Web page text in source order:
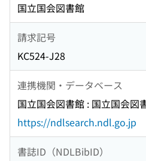
国立国会図書館
請求記号
KC524-J28
連携機関・データベース
国立国会図書館 : 国立国会図
https://ndlsearch.ndl.go.jp
書誌ID（NDLBibID）